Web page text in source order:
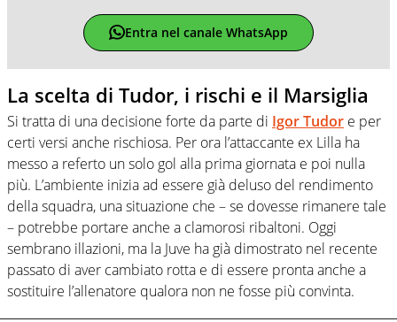
Entra nel canale WhatsApp
La scelta di Tudor, i rischi e il Marsiglia
Si tratta di una decisione forte da parte di Igor Tudor e per
certi versi anche rischiosa. Per ora l’attaccante ex Lilla ha
messo a referto un solo gol alla prima giornata e poi nulla
più. L’ambiente inizia ad essere già deluso del rendimento
della squadra, una situazione che – se dovesse rimanere tale
– potrebbe portare anche a clamorosi ribaltoni. Oggi
sembrano illazioni, ma la Juve ha già dimostrato nel recente
passato di aver cambiato rotta e di essere pronta anche a
sostituire l’allenatore qualora non ne fosse più convinta.